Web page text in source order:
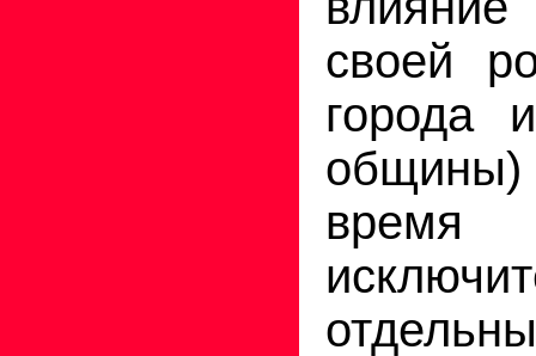
своей
города
время